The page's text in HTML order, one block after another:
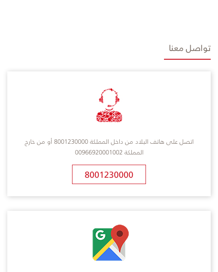
تواصل معنا
اتصل على هاتف البلاد من داخل المملكة 8001230000 أو من خارج
المملكة 00966920001002
8001230000